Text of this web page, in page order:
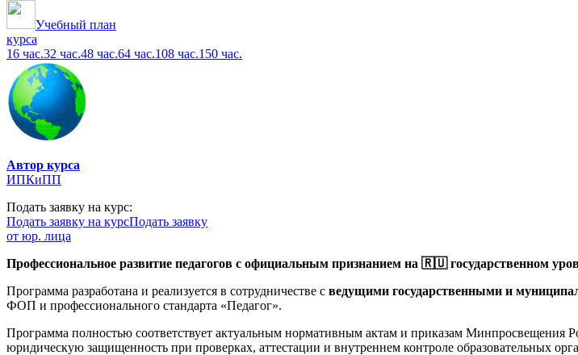
Учебный план
курса
16 час.32 час.48 час.64 час.108 час.150 час.
Автор курса
ИПКиПП
Подать заявку на курс:
Подать заявку на курсПодать заявку
от юр. лица
Профессиональное развитие педагогов с официальным признанием на 🇷🇺 государственном
Программа разработана и реализуется в сотрудничестве с ведущими государственными и
ФОП и профессионального стандарта «Педагог».
Программа полностью соответствует актуальным нормативным актам и приказам Минпросвещения
юридическую защищенность при проверках, аттестации и внутреннем контроле образовательных